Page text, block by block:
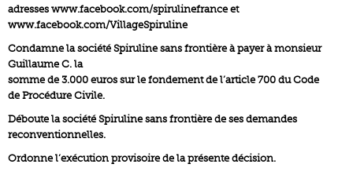
adresses www.facebook.com/spirulinefrance et
www.facebook.com/VillageSpiruline
Condamne la société Spiruline sans frontière à payer à monsieur
Guillaume C. la
somme de 3.000 euros sur le fondement de l’article 700 du Code
de Procédure Civile.
Déboute la société Spiruline sans frontière de ses demandes
reconventionnelles.
Ordonne l’exécution provisoire de la présente décision.